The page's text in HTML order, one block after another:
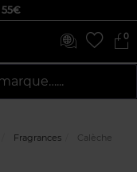
55€
0
Fragrances Calèche